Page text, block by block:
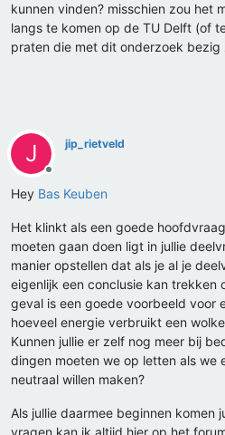
kunnen vinden? misschien zou het
langs te komen op de TU Delft (of
praten die met dit onderzoek bezig
J
Offline
jip_rietveld
Hey Bas Keuben
Het klinkt als een goede
moeten gaan doen ligt in jullie
manier opstellen dat als je al je
eigenlijk een conclusie kan trekken
geval is een goede voorbeeld voor
hoeveel energie verbruikt een
Kunnen jullie er zelf nog meer bij
dingen moeten we op letten als we
neutraal willen maken?
Als jullie daarmee beginnen komen